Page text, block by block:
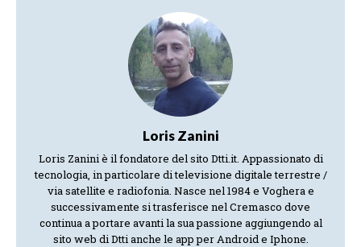
Loris Zanini
Loris Zanini è il fondatore del sito Dtti.it. Appassionato di
tecnologia, in particolare di televisione digitale terrestre /
via satellite e radiofonia. Nasce nel 1984 e Voghera e
successivamente si trasferisce nel Cremasco dove
continua a portare avanti la sua passione aggiungendo al
sito web di Dtti anche le app per Android e Iphone.